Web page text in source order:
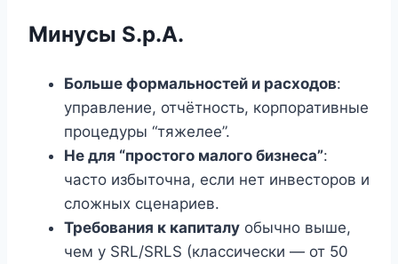
Минусы S.p.A.
Больше формальностей и расходов:
управление, отчётность, корпоративные
процедуры “тяжелее”.
Не для “простого малого бизнеса”:
часто избыточна, если нет инвесторов и
сложных сценариев.
Требования к капиталу обычно выше,
чем у SRL/SRLS (классически — от 50